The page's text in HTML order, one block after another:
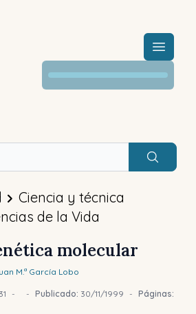
Menú
Buscar
Ciencia y técnica
de la Vida
molecular
M.ª García Lobo
- - Publicado: 30/11/1999 - Páginas: